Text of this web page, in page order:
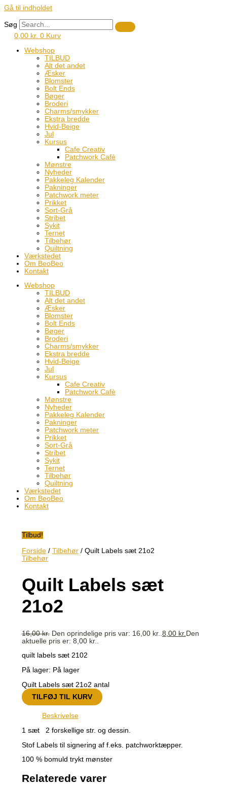
Gå til indholdet
Søg
0,00 kr. 0 Kurv
Webshop
TILBUD
Alt det andet
Æsker
Blomster
Bolt Ends
Bøger
Broderi
Charms/smykker
Ekstra bredde
Hvid-Beige
Jul
Kursus
Cafe Creativ
Patchwork Cafè
Mønstre
Nyheder
Pakkeleg Kalender
Pakninger
Patchwork meter
Prikket
Sort-Grå
Stribet
Sykit
Ternet
Tilbehør
Quiltning
Værkstedet
Om BeoBeo
Kontakt
Webshop
TILBUD
Alt det andet
Æsker
Blomster
Bolt Ends
Bøger
Broderi
Charms/smykker
Ekstra bredde
Hvid-Beige
Jul
Kursus
Cafe Creativ
Patchwork Cafè
Mønstre
Nyheder
Pakkeleg Kalender
Pakninger
Patchwork meter
Prikket
Sort-Grå
Stribet
Sykit
Ternet
Tilbehør
Quiltning
Værkstedet
Om BeoBeo
Kontakt
Tilbud!
Forside/ Tilbehør/ Quilt Labels sæt 21o2
Tilbehør
Quilt Labels sæt
21o2
16,00kr. Den oprindelige pris var: 16,00 kr.. 8,00 kr. Den
aktuelle pris er: 8,00 kr..
quilt labels sæt 2102
På lager: På lager
Quilt Labels sæt 21o2 antal
TILFØJ TIL KURV
Beskrivelse
1 sæt 2 forskellige str. og dessin.
Stof Labels til signering af f.eks. patchworktæpper.
100 % bomuld trykt mønster
Relaterede varer